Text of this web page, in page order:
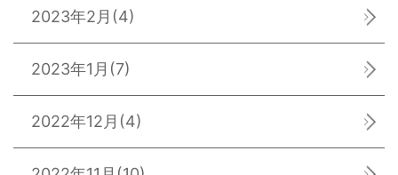
2023年2月 (4)
2023年1月 (7)
2022年12月 (4)